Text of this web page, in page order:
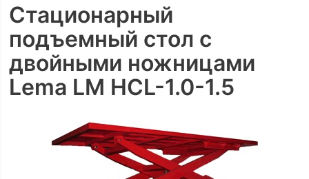
Стационарный
подъемный стол с
двойными ножницами
Lema LM HCL-1.0-1.5